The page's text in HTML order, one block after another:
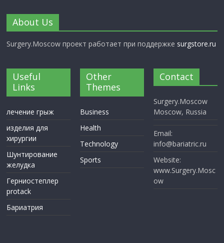
About Us
Surgery.Moscow проект работает при поддержке surgstore.ru
Useful
Links
лечение грыж
изделия для
хирургии
Шунтирование
желудка
Герниостеплер
protack
Бариатрия
Other
Themes
Business
Health
Technology
Sports
Contact
Surgery.Moscow
Moscow, Russia
Email:
info@bariatric.ru
Website:
www.Surgery.Mosc
ow